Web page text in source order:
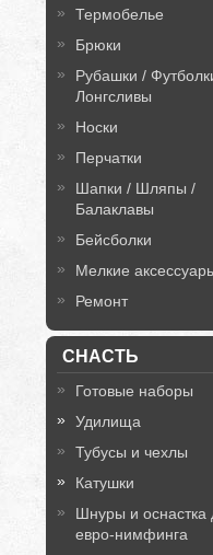
Термобелье
Брюки
Рубашки /
Лонгсливы
Носки
Перчатки
Шапки / Шляпы /
Балаклавы
Бейсболки
Мелкие
Ремонт
СНАСТЬ
Готовые наборы
Удилища
Тубусы и чехлы
Катушки
Шнуры и оснастка
евро-нимфинга